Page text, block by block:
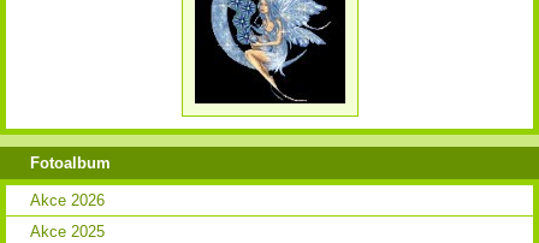
Fotoalbum
Akce 2026
Akce 2025